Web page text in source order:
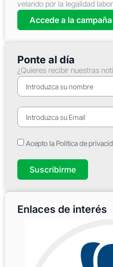
velando por la legalidad
Accede a la campaña
Ponte al día
¿Quieres recibir nuestras
Acepto la Política de
Suscribirme
Enlaces de interés